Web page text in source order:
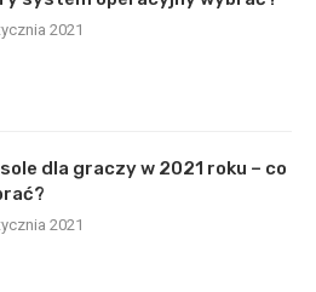
2021
dla graczy w 2021 roku – co
2021